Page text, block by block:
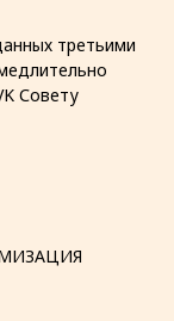
третьими
Совету